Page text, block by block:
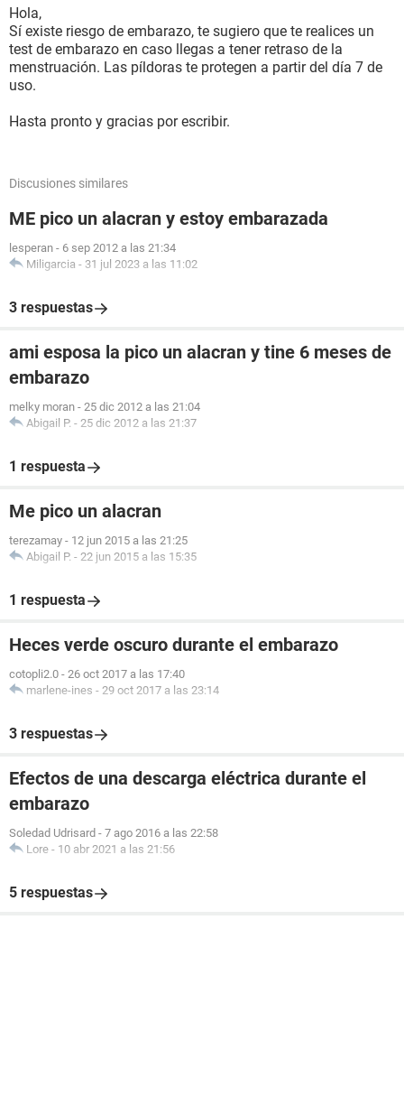
Hola,
Sí existe riesgo de embarazo, te sugiero que te realices un
test de embarazo en caso llegas a tener retraso de la
menstruación. Las píldoras te protegen a partir del día 7 de
uso.
Hasta pronto y gracias por escribir.
Discusiones similares
ME pico un alacran y estoy embarazada
lesperan - 6 sep 2012 a las 21:34
Miligarcia - 31 jul 2023 a las 11:02
3 respuestas
ami esposa la pico un alacran y tine 6 meses de
embarazo
melky moran - 25 dic 2012 a las 21:04
Abigail P. - 25 dic 2012 a las 21:37
1 respuesta
Me pico un alacran
terezamay - 12 jun 2015 a las 21:25
Abigail P. - 22 jun 2015 a las 15:35
1 respuesta
Heces verde oscuro durante el embarazo
cotopli2.0 - 26 oct 2017 a las 17:40
marlene-ines - 29 oct 2017 a las 23:14
3 respuestas
Efectos de una descarga eléctrica durante el
embarazo
Soledad Udrisard - 7 ago 2016 a las 22:58
Lore - 10 abr 2021 a las 21:56
5 respuestas